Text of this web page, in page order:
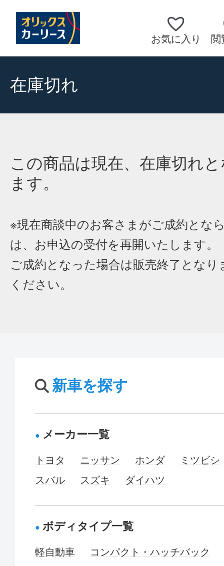
お気に入り 閲
在庫切れ
この商品は現在、在庫切れ
ます。
※現在商談中のお客さまがご成約とな
は、お申込の受付を再開いたします。
ご成約となった場合は販売終了となり
ください。
新車を探す
メーカー一覧
トヨタ ニッサン ホンダ
ミツビシ
スバル
スズキ ダイハツ
ボディタイプ一覧
軽自動車
コンパクト・ハッチバック